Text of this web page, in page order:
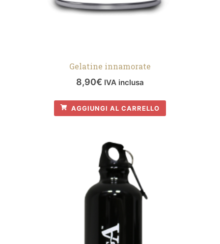
Gelatine innamorate
8,90€ IVA inclusa
AGGIUNGI AL CARRELLO